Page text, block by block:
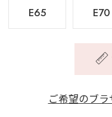
E65 E70
ご希望のブ